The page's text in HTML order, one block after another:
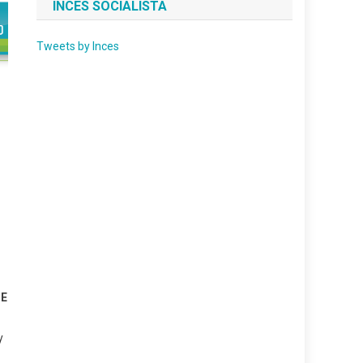
INCES SOCIALISTA
Tweets by Inces